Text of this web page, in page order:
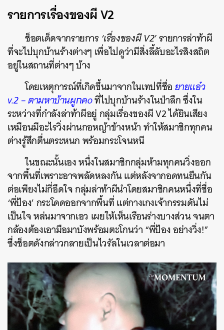
รายการเรื่องของผี V2
ช็อตเด็ดจากรายการ‘เรื่องของผี V2’รายการล่าท้าผี
ที่จะไปบุกบ้านร้างต่างๆ เพื่อไปดูว่ามีสิ่งลี้ลับอะไรสิงสถิต
อยู่ในสถานที่ต่างๆ บ้าง
โดยเหตุการณ์ที่เกิดขึ้นมาจากในเทปที่ชื่อยายแอ๋ว
v.2 – ตามหาบ้านผูחคoที่ไปบุกบ้านร้างในป่าลึก ซึ่งใน
ระหว่างที่กำลังล่าท้าผีอยู่ กลุ่มเรื่องของผี V2 ได้ยินเสียง
เหมือนมีอะไรวิ่งผ่านกอหญ้าข้างหน้า ทำให้สมาชิกทุกคน
ต่างรู้สึกตื่นตระหนก พร้อมกระโจนหนี
ในขณะนั้นเอง หนึ่งในสมาชิกกลุ่มห้ามทุกคนวิ่งออก
จากพื้นที่เพราะอาจพลัดหลงกัน แต่หลังจากอดทนยืนกัน
ต่อเพียงไม่กี่อึดใจ กลุ่มล่าท้าผีนำโดยสมาชิกคนหนึ่งที่ชื่อ
‘พี่ป้อง’ กระโดดออกจากพื้นที่ แต่กางเกงเจ้ากรรมดันไม่
เป็นใจ หล่นมาจากเอว เผยให้เห็นเรือนร่างบางส่วน จนตา
กล้องต้องเอามือมาบังพร้อมตะโกนว่า “พี่ป้อง อย่างวิ่ง!”
ซึ่งช็อตดังกล่าวกลายเป็นไวรัลในเวลาต่อมา